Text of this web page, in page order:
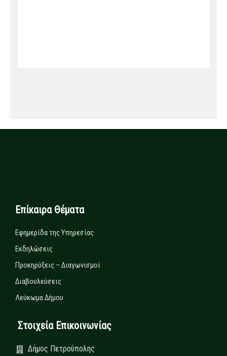
Επίκαιρα Θέματα
Εφημερίδα της Υπηρεσίας
Εκδηλώσεις
Προκηρύξεις – Διαγωνισμοί
Διαβουλεύσεις
Λεύκωμα Δήμου
Στοιχεία Επικοινωνίας
Δήμος Πετρούπολης